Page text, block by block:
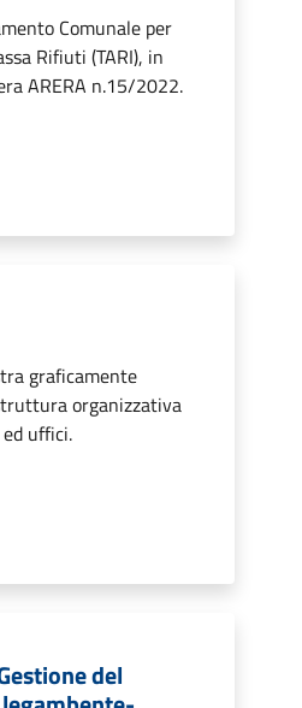
Comunale per
Rifiuti (TARI), in
ARERA n.15/2022.
graficamente
organizzativa
uffici.
del